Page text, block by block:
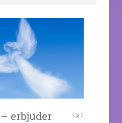
erbjuder
2